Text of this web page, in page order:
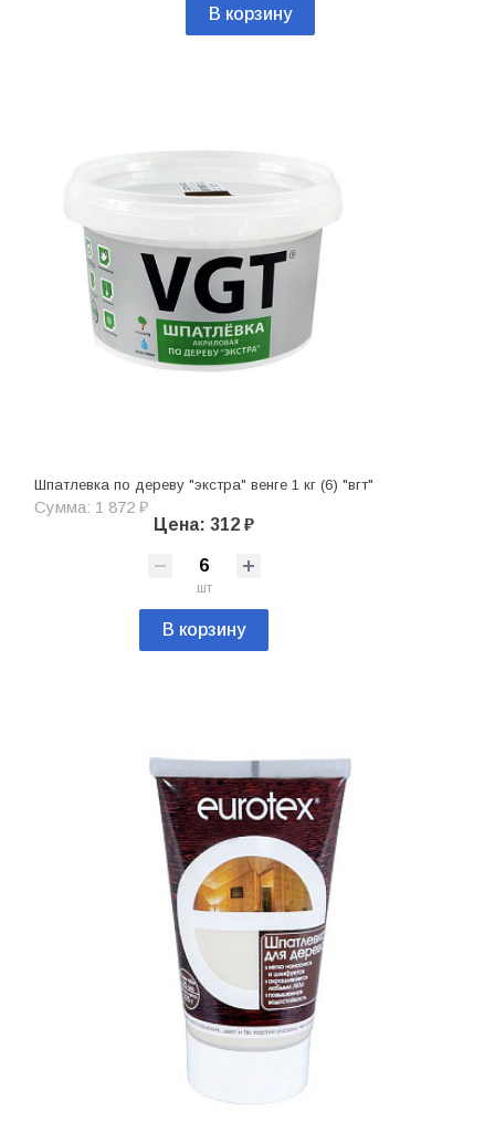
В корзину
Шпатлевка по дереву "экстра" венге 1 кг (6) "вгт"
Сумма: 1 872 ₽
Цена: 312 ₽
шт
В корзину